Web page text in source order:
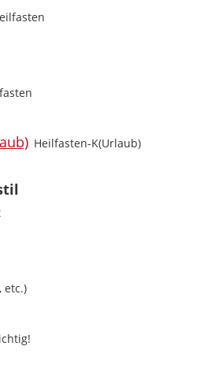
Heilfasten-K(Urlaub)
etc.)